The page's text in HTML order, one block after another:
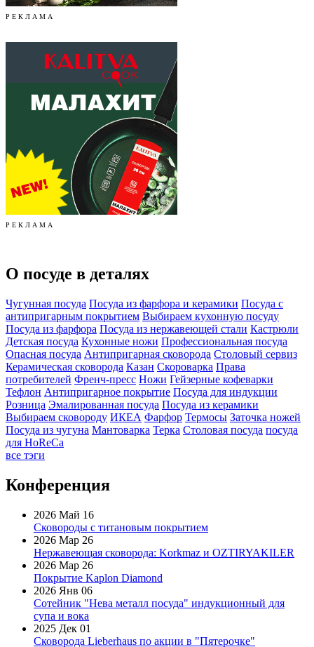
Р Е К Л А М А
Р Е К Л А М А
О посуде в деталях
Чугунная посуда Посуда из фарфора и керамики Посуда с
антипригарным покрытием Выбираем кухонную посуду
Посуда из фарфора Посуда из нержавеющей стали Кастрюли
Детская посуда Кухонные ножи Профессиональная посуда
Опасная посуда Антипригарная сковорода Столовый сервиз
Керамическая сковорода Казан Скороварка Права
потребителей Френч-пресс Ножи Гейзерные кофеварки
Тефлон Антипригарное покрытие Посуда для индукции
Розница Эмалированная посуда Посуда из керамики
Выбираем сковороду ИКЕА Фарфор Термосы Заточка ножей
Посуда из чугуна Мантоварка Терка Столовая посуда посуда
для HoReCa
все тэги
Конференция
2026 Май 16
Сковороды с титановым покрытием
2026 Мар 26
Нержавеющая сковорода: Korkmaz и OZTIRYAKILER
2026 Мар 26
Покрытие Kaplon Diamond
2026 Янв 06
Сотейник "Нева металл посуда" индукционный для
супа и вока
2025 Дек 01
Сковорода Lieberhaus по акции в "Пятерочке"